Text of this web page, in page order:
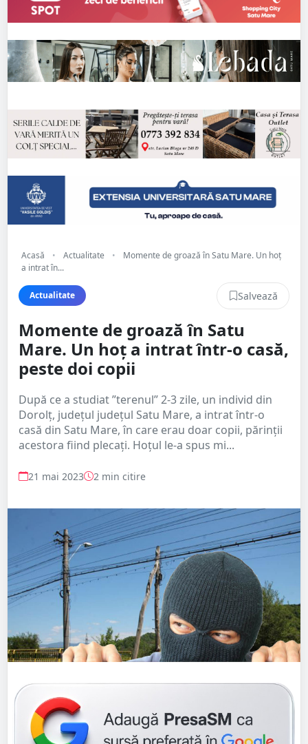
Acasă • Actualitate •
Momente de groază în Satu Mare. Un hoț
a intrat în...
Actualitate Salvează
Momente de groază în Satu
Mare. Un hoț a intrat într-o casă,
peste doi copii
După ce a studiat ”terenul” 2-3 zile, un individ din
Dorolț, județul județul Satu Mare, a intrat într-o
casă din Satu Mare, în care erau doar copii, părinții
acestora fiind plecați. Hoțul le-a spus mi...
21 mai 2023 2 min citire